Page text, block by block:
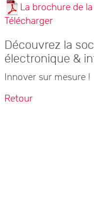
La brochure de
Télécharger
Découvrez la
électronique &
Innover sur mesure !
Retour